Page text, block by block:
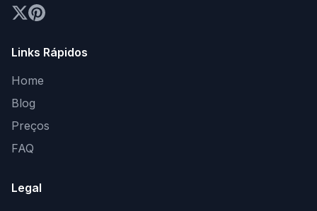
Links Rápidos
Home
Blog
Preços
FAQ
Legal